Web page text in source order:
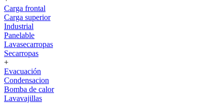
Carga frontal
Carga superior
Industrial
Panelable
Lavasecarropas
Secarropas
+
Evacuación
Condensacion
Bomba de calor
Lavavajillas